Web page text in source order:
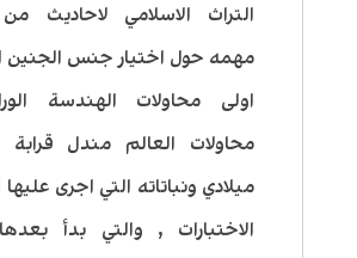
التراث الاسلامي
مهمه حول اختيار جنس الجنين
اولى محاولات الهندسة
ميلادي ونباتاته التي اجرى
الاختبارات , والتي بدأ